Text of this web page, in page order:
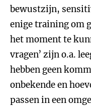
bewustzijn,
enige training om
het moment te
vragen’ zijn o.a.
hebben geen
onbekende en
passen in een